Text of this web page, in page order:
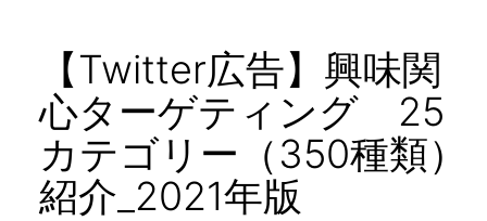
【Twitter広告】興味関
心ターゲティング 25
カテゴリー（350種類）
紹介_2021年版